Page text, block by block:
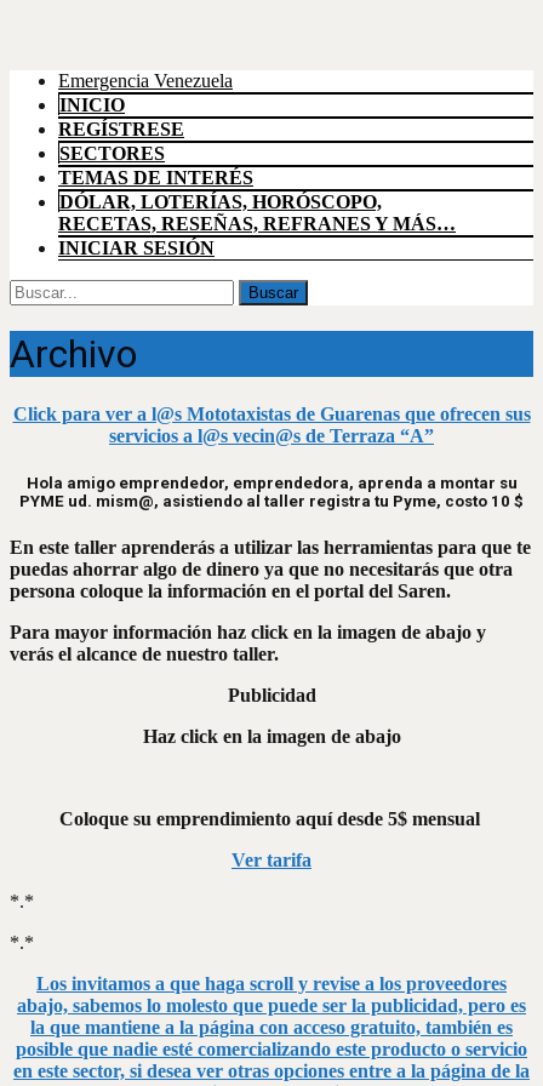
Emergencia Venezuela
INICIO
REGÍSTRESE
SECTORES
TEMAS DE INTERÉS
DÓLAR, LOTERÍAS, HORÓSCOPO,
RECETAS, RESEÑAS, REFRANES Y MÁS…
INICIAR SESIÓN
Buscar
por:
Archivo
Click para ver a l@s Mototaxistas de Guarenas que ofrecen sus
servicios a l@s vecin@s de Terraza “A”
Hola amigo emprendedor, emprendedora, aprenda a montar su
PYME ud. mism@, asistiendo al taller registra tu Pyme, costo 10 $
En este taller aprenderás a utilizar las herramientas para que te
puedas ahorrar algo de dinero ya que no necesitarás que otra
persona coloque la información en el portal del Saren.
Para mayor información haz click en la imagen de abajo y
verás el alcance de nuestro taller.
Publicidad
Haz click en la imagen de abajo
Coloque su emprendimiento aquí desde 5$ mensual
Ver tarifa
*.*
*.*
Los invitamos a que haga scroll y revise a los proveedores
abajo, sabemos lo molesto que puede ser la publicidad, pero es
la que mantiene a la página con acceso gratuito, también es
posible que nadie esté comercializando este producto o servicio
en este sector, si desea ver otras opciones entre a la página de la